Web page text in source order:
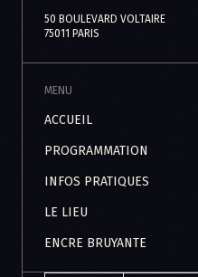
50 BOULEVARD VOLTAIRE
75011 PARIS
MENU
ACCUEIL
PROGRAMMATION
INFOS PRATIQUES
LE LIEU
ENCRE BRUYANTE